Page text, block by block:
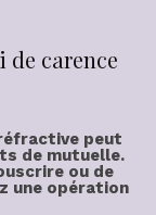
de carence
peut
de mutuelle.
ou de
une opération